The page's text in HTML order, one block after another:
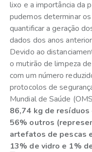
lixo e a importância da
pudemos determinar
quantificar a geração
dados dos anos
Devido ao
o mutirão de limpeza
com um número
protocolos de
Mundial de Saúde
86,74 kg de
56% outros
artefatos de pescas
13% de vidro e 1%